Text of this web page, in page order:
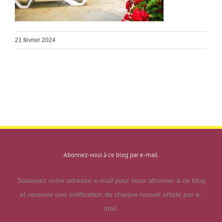
21 février 2024
Abonnez-vous à ce blog par e-mail.
Saisissez votre adresse e-mail pour vous abonner à ce blog
et recevoir une notification de chaque nouvel article par e-
mail.